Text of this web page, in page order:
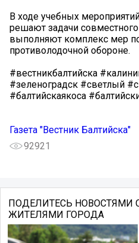
В ходе учебных
решают задачи
выполняют комплекс мер
противолодочной обороне.
#вестникбалтийска
#зеленоградск #светлый
#балтийскаякоса
Газета "Вестник Балтийска"
92921
ПОДЕЛИТЕСЬ НОВОСТЯМИ
ЖИТЕЛЯМИ ГОРОДА